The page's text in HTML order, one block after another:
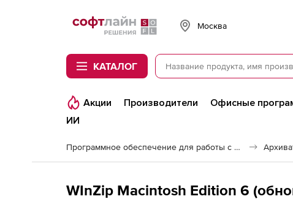
Softline
Москва
КАТАЛОГ
Акции Производители Офисные
ИИ
Программное обеспечение для работы с файлами и дисками
WInZip Macintosh Edition 6